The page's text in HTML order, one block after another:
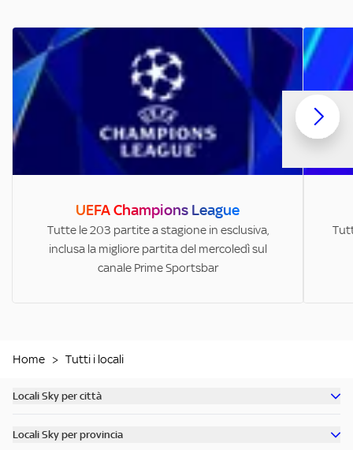
UEFA Champions League
Tutte le 203 partite a stagione in esclusiva,
inclusa la migliore partita del mercoledì sul
canale Prime Sportsbar
Home > Tutti i locali
Locali Sky per città
Scopri tutti i bar di Roma
Locali Sky per provincia